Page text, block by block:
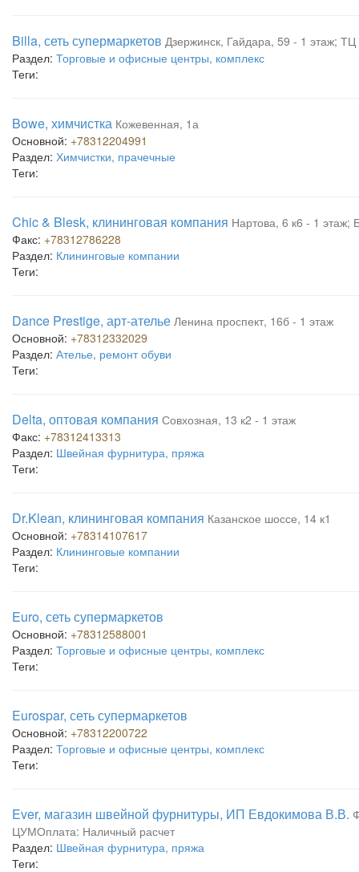
Billa, сеть супермаркетов Дзержинск, Гайдара, 59 - 1 этаж; ТЦ
Раздел: Торговые и офисные центры, комплекс
Теги:
Bowe, химчистка Кожевенная, 1а
Основной: +78312204991
Раздел: Химчистки, прачечные
Теги:
Chic & Blesk, клининговая компания Нартова, 6 к6 - 1 этаж;
Факс: +78312786228
Раздел: Клининговые компании
Теги:
Dance Prestige, арт-ателье Ленина проспект, 16б - 1 этаж
Основной: +78312332029
Раздел: Ателье, ремонт обуви
Теги:
Delta, оптовая компания Совхозная, 13 к2 - 1 этаж
Факс: +78312413313
Раздел: Швейная фурнитура, пряжа
Теги:
Dr.Klean, клининговая компания Казанское шоссе, 14 к1
Основной: +78314107617
Раздел: Клининговые компании
Теги:
Euro, сеть супермаркетов
Основной: +78312588001
Раздел: Торговые и офисные центры, комплекс
Теги:
Eurospar, сеть супермаркетов
Основной: +78312200722
Раздел: Торговые и офисные центры, комплекс
Теги:
Ever, магазин швейной фурнитуры, ИП Евдокимова В.В.
ЦУМОплата: Наличный расчет
Раздел: Швейная фурнитура, пряжа
Теги: